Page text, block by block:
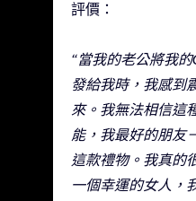
評價：
“當我的老公將我
發給我時，我感到
來。我無法相信這
能，我最好的朋友
這款禮物。我真的
一個幸運的女人，